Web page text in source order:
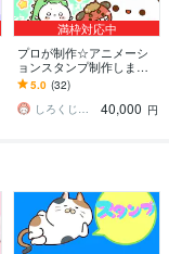
満枠対応中
プロが制作☆アニメーシ
ョンスタンプ制作します L
INE、YouTube、Twitch用
アニメスタンプ制作☆
5.0 (32)
しろくじらプラスし
40,000 円